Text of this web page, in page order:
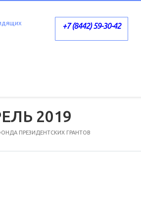
+7 (8442) 59-30-42
2019
ПРЕЗИДЕНТСКИХ ГРАНТОВ